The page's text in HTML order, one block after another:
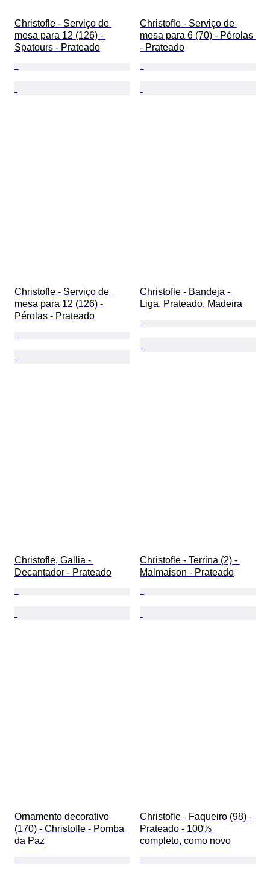
Christofle - Serviço de
mesa para 12 (126) -
Spatours - Prateado
Christofle - Serviço de
mesa para 6 (70) - Pérolas
- Prateado
Christofle - Serviço de
mesa para 12 (126) -
Pérolas - Prateado
Christofle - Bandeja -
Liga, Prateado, Madeira
Christofle, Gallia -
Decantador - Prateado
Christofle - Terrina (2) -
Malmaison - Prateado
Ornamento decorativo
(170) - Christofle - Pomba
da Paz
Christofle - Faqueiro (98) -
Prateado - 100%
completo, como novo